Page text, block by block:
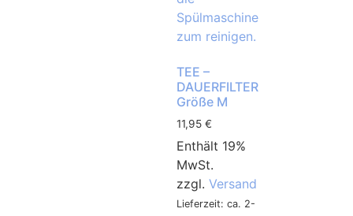
TEE –
DAUERFILTER
Größe M
11,95 €
Enthält 19%
MwSt.
zzgl. Versand
Lieferzeit: ca. 2-